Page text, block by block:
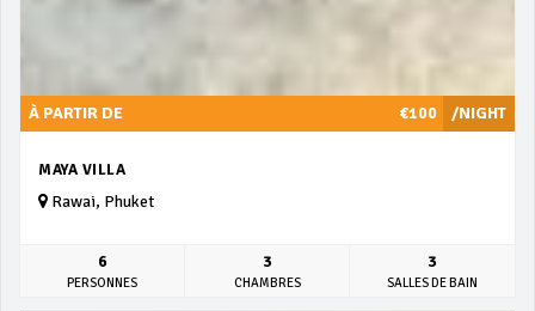
/NIGHT
À PARTIR DE €100
MAYA VILLA
Rawai, Phuket
6
PERSONNES
3
CHAMBRES
3
SALLES DE BAIN